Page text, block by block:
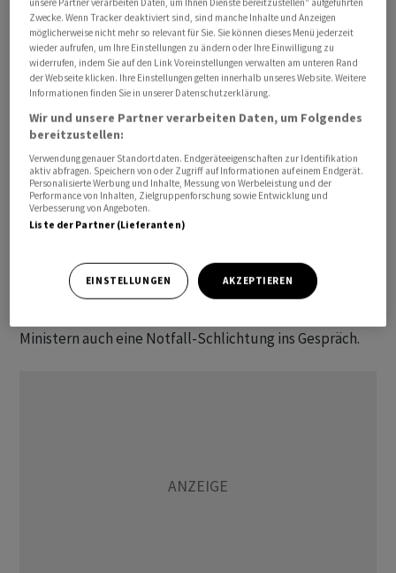
beteiligen wollten.
Regierung schaltet sich ein
Südkoreas Präsident Lee Jae Myung schaltete sich ​in
die Debatte ein und erklärte auf der
Kurznachrichtenplattform X, Arbeitnehmer- und
Managementrechte müssten gleichermassen
respektiert werden. Daraufhin drehten dieSamsung
Aktien ins Plus und stiegen im Vormittagshandel um bis
zu 3,5 Prozent. Südkoreas Regierung will alle Hebel in
Technologiekonzern Samsung Electronics drohende
Streiks abzuwenden. Ministerpräsident Kim Min Seok
Ministern auch ‌eine Notfall-Schlichtung ins Gespräch.
Zwecke. Wenn Tracker deaktiviert sind, sind manche Inhalte und Anzeigen
möglicherweise nicht mehr so relevant für Sie. Sie können dieses Menü jederzeit
wieder aufrufen, um Ihre Einstellungen zu ändern oder Ihre Einwilligung zu
widerrufen, indem Sie auf den Link Voreinstellungen verwalten am unteren Rand
der Webseite klicken. Ihre Einstellungen gelten innerhalb unseres Website. Weitere
Informationen finden Sie in unserer Datenschutzerklärung.
Wir und unsere Partner verarbeiten Daten, um Folgendes
bereitzustellen:
Verwendung genauer Standortdaten. Endgeräteeigenschaften zur Identifikation
aktiv abfragen. Speichern von oder Zugriff auf Informationen auf einem Endgerät.
Personalisierte Werbung und Inhalte, Messung von Werbeleistung und der
Performance von Inhalten, Zielgruppenforschung sowie Entwicklung und
Verbesserung von Angeboten.
Liste der Partner (Lieferanten)
EINSTELLUNGEN AKZEPTIEREN